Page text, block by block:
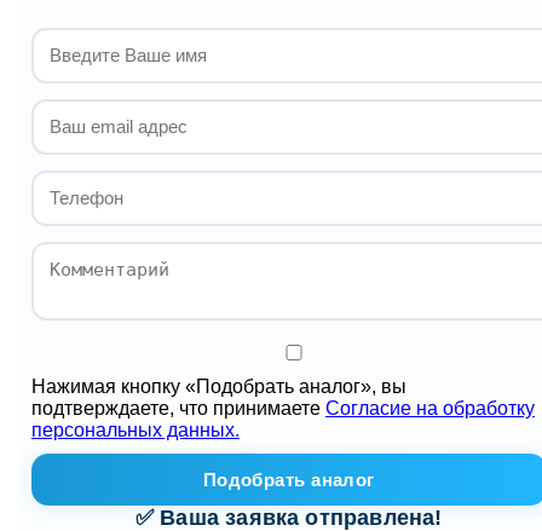
Нажимая кнопку «Подобрать аналог», вы
подтверждаете, что принимаетеСогласие на обработку
персональных данных.
Подобрать аналог
✅ Ваша заявка отправлена!